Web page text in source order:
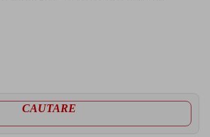
CAUTARE